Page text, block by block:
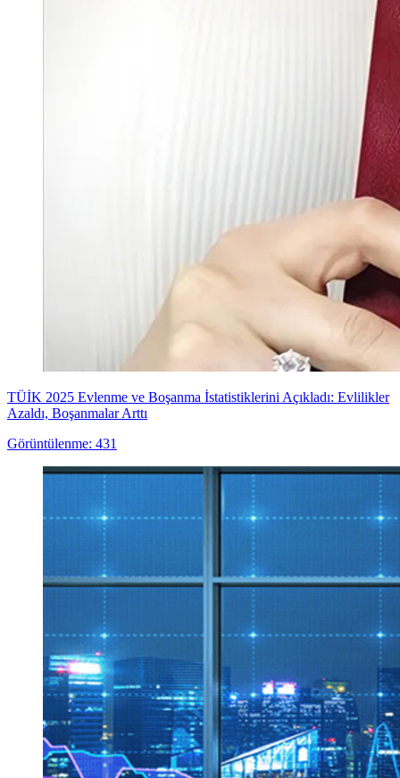
TÜİK 2025 Evlenme ve Boşanma İstatistiklerini Açıkladı: Evlilikler
Azaldı, Boşanmalar Arttı
Görüntülenme: 431